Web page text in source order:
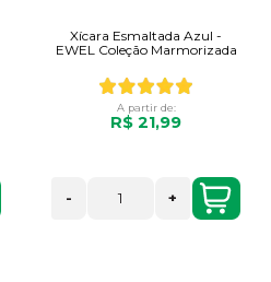
Xícara Esmaltada Azul -
EWEL Coleção Marmorizada
A partir de:
R$ 21,99
- +